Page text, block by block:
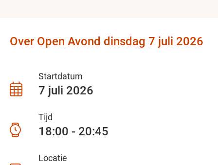
Over Open Avond dinsdag 7 juli 2026
Startdatum
7 juli 2026
Tijd
18:00 - 20:45
Locatie